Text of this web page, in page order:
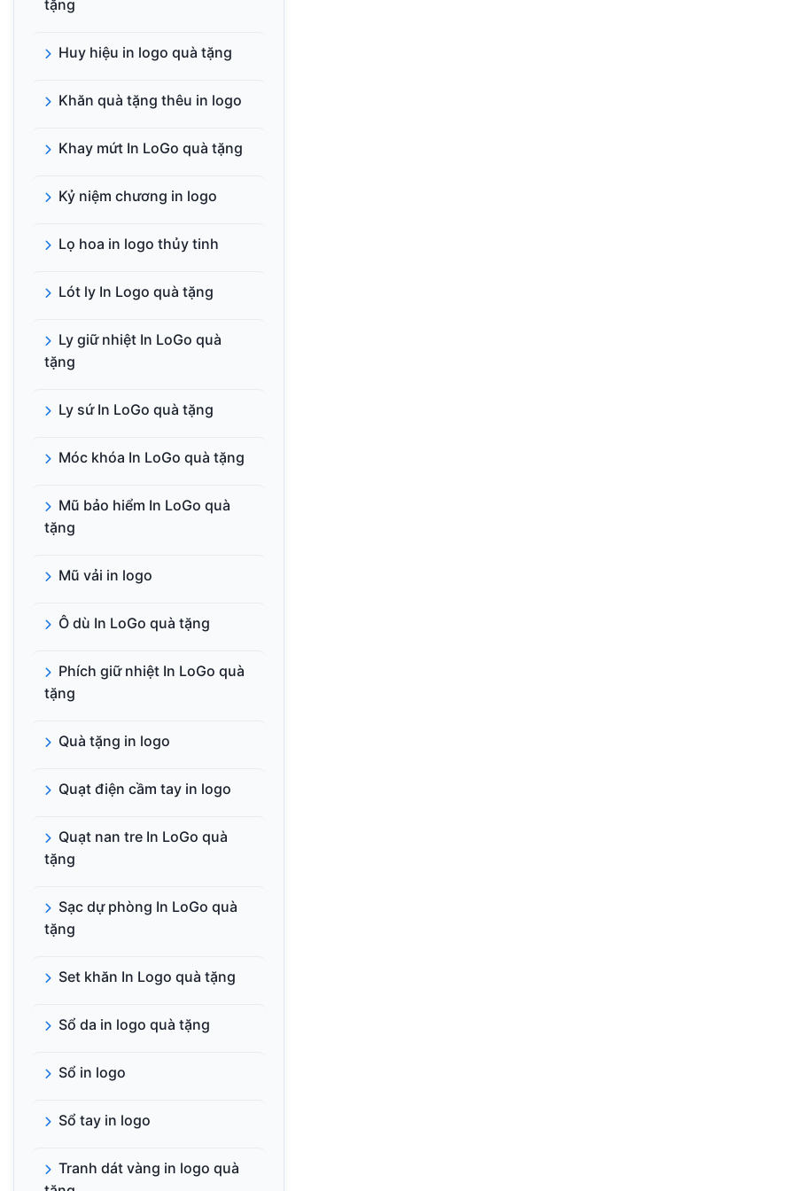
tặng
Huy hiệu in logo quà tặng
Khăn quà tặng thêu in logo
Khay mứt In LoGo quà tặng
Kỷ niệm chương in logo
Lọ hoa in logo thủy tinh
Lót ly In Logo quà tặng
Ly giữ nhiệt In LoGo quà
tặng
Ly sứ In LoGo quà tặng
Móc khóa In LoGo quà tặng
Mũ bảo hiểm In LoGo quà
tặng
Mũ vải in logo
Ô dù In LoGo quà tặng
Phích giữ nhiệt In LoGo quà
tặng
Quà tặng in logo
Quạt điện cầm tay in logo
Quạt nan tre In LoGo quà
tặng
Sạc dự phòng In LoGo quà
tặng
Set khăn In Logo quà tặng
Sổ da in logo quà tặng
Sổ in logo
Sổ tay in logo
Tranh dát vàng in logo quà